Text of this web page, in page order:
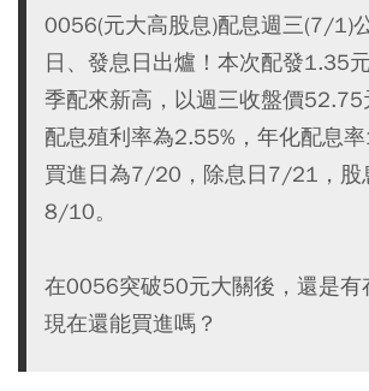
0056(元大高股息)配息週三(7/1)
日、發息日出爐！本次配發1.35
季配來新高，以週三收盤價52.75
配息殖利率為2.55%，年化配息
買進日為7/20，除息日7/21，股
8/10。
在0056突破50元大關後，還是有
現在還能買進嗎？